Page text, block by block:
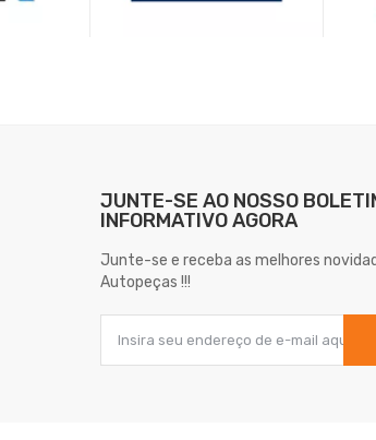
JUNTE-SE AO NOSSO
INFORMATIVO AGORA
Junte-se e receba as melhores
Autopeças !!!